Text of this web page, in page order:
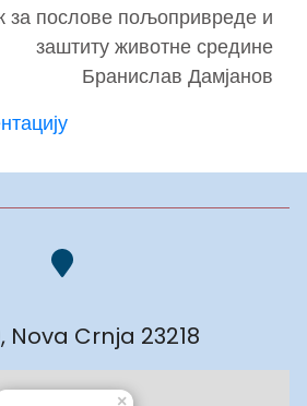
за послове пољопривреде и
заштиту животне средине
Бранислав Дамјанов
Nova Crnja 23218
×